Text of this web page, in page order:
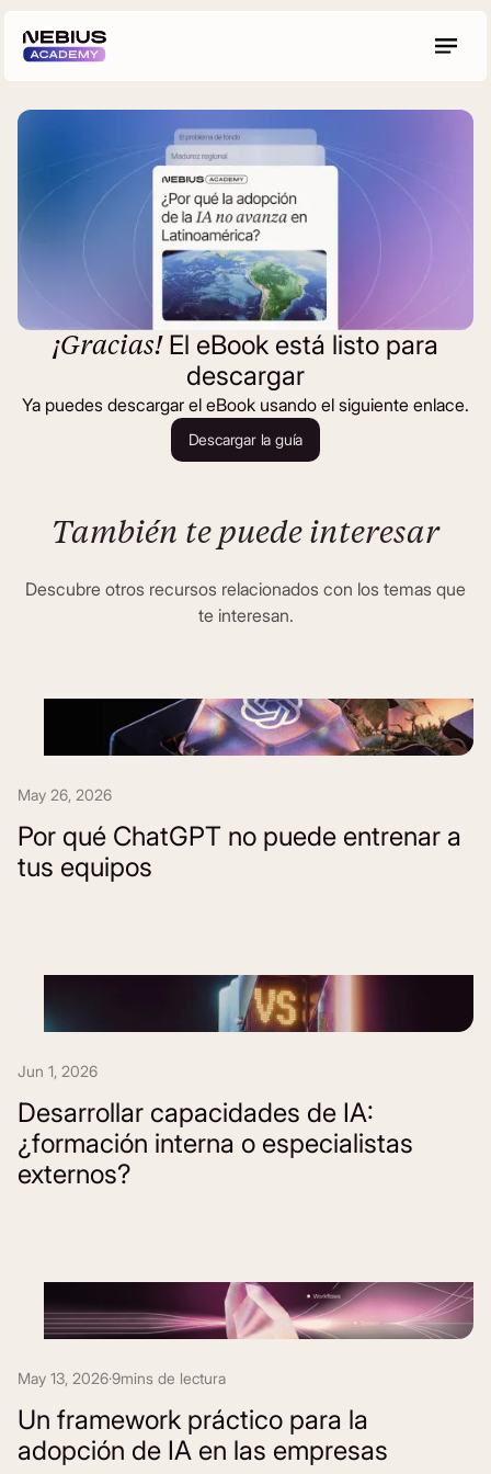
Descubre las herramientas y
prácticas detrás de sistemas de IA
Descargar el eBook
Eventos
eBooks
Test de Madurez en IA
Invertiste en IA.
Ahora descubre si realmente funciona.
Descubre tu nivel de IA
¡Gracias!El eBook está listo para
descargar
Ya puedes descargar el eBook usando el siguiente enlace.
Descargar la guía
También te puede interesar
Descubre otros recursos relacionados con los temas que
te interesan.
May 26, 2026
Por qué ChatGPT no puede entrenar a
tus equipos
Jun 1, 2026
Desarrollar capacidades de IA:
¿formación interna o especialistas
externos?
May 13, 2026·9mins de lectura
Un framework práctico para la
adopción de IA en las empresas